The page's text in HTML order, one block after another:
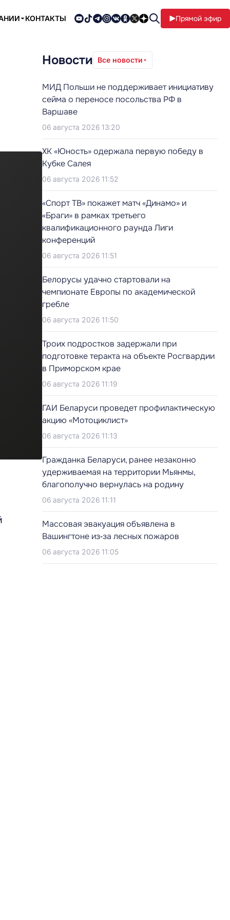
КОНТАКТЫ Прямой эфир
Новости Все новости
МИД Польши не поддерживает инициативу
сейма о переносе посольства РФ в
Варшаве
06 августа 2026 13:20
ХК «Юность» одержала первую победу в
Кубке Салея
06 августа 2026 11:52
«Спорт ТВ» покажет матч «Динамо» и
«Браги» в рамках третьего
квалификационного раунда Лиги
конференций
06 августа 2026 11:51
Белорусы удачно стартовали на
чемпионате Европы по академической
гребле
06 августа 2026 11:50
Троих подростков задержали при
подготовке теракта на объекте Росгвардии
в Приморском крае
06 августа 2026 11:19
ГАИ Беларуси проведет профилактическую
акцию «Мотоциклист»
06 августа 2026 11:13
Гражданка Беларуси, ранее незаконно
удерживаемая на территории Мьянмы,
благополучно вернулась на родину
06 августа 2026 11:11
Массовая эвакуация объявлена в
Вашингтоне из‑за лесных пожаров
06 августа 2026 11:05